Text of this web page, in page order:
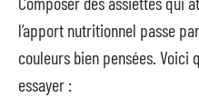
l’apport nutritionnel passe
couleurs bien pensées. Voici
essayer :